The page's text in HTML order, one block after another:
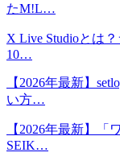
たM!L…
X Live Studioとは
10…
【2026年最新】
い方…
【2026年最新】「
SEIK…